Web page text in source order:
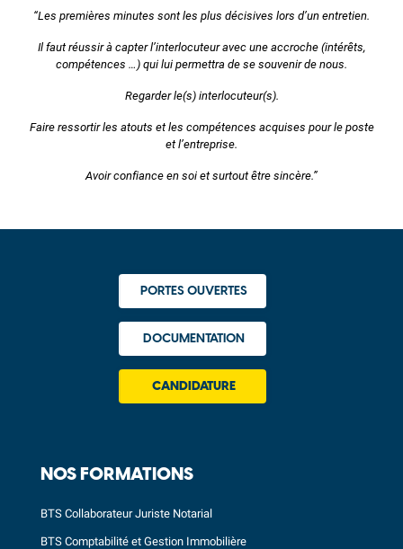
“Les premières minutes sont les plus décisives lors d’un entretien.
Il faut réussir à capter l’interlocuteur avec une accroche (intérêts,
compétences …) qui lui permettra de se souvenir de nous.
Regarder le(s) interlocuteur(s).
Faire ressortir les atouts et les compétences acquises pour le poste
et l’entreprise.
Avoir confiance en soi et surtout être sincère.”
PORTES OUVERTES
DOCUMENTATION
CANDIDATURE
NOS FORMATIONS
BTS Collaborateur Juriste Notarial
BTS Comptabilité et Gestion Immobilière